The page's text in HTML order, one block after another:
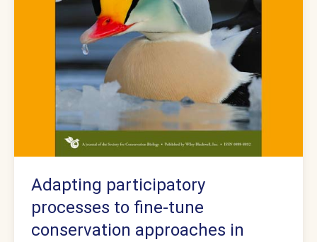
Adapting participatory
processes to fine-tune
conservation approaches in